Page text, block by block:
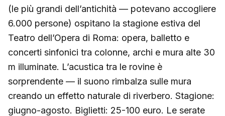
(le più grandi dell’antichità — potevano accogliere
6.000 persone) ospitano la stagione estiva del
Teatro dell’Opera di Roma: opera, balletto e
concerti sinfonici tra colonne, archi e mura alte 30
m illuminate. L’acustica tra le rovine è
sorprendente — il suono rimbalza sulle mura
creando un effetto naturale di riverbero. Stagione:
giugno-agosto. Biglietti: 25-100 euro. Le serate